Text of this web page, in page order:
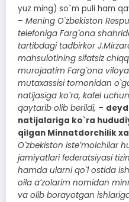
yuz ming) so`m puli ham
– Mening O`zbekiston
telefoniga Farg`ona
tartibdagi tadbirkor
mahsulotining sifatsiz
murojaatim Farg`ona
mutaxassisi tomonidan
natijasiga ko`ra, kafel
qaytarib olib berildi, –
natijalariga ko`ra
qilgan Minnatdorchilik
O`zbekiston isteʼmolchilar
jamiyatlari federatsiyasi
hamda ularni qo`l ostida
oila aʼzolarim nomidan
va olib borayotgan